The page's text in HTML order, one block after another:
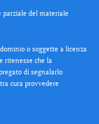
del materiale
o soggette a licenza
ritenesse che la
di segnalarlo
cura provvedere